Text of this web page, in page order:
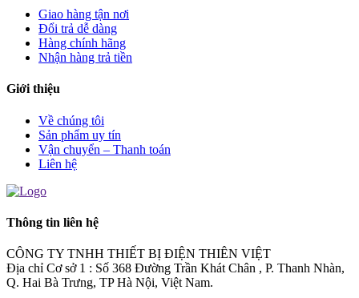
Giao hàng tận nơi
Đổi trả dễ dàng
Hàng chính hãng
Nhận hàng trả tiền
Giới thiệu
Về chúng tôi
Sản phẩm uy tín
Vận chuyển – Thanh toán
Liên hệ
Thông tin liên hệ
CÔNG TY TNHH THIẾT BỊ ĐIỆN THIÊN VIỆT
Địa chỉ Cơ sở 1 : Số 368 Đường Trần Khát Chân , P. Thanh Nhàn,
Q. Hai Bà Trưng, TP Hà Nội, Việt Nam.